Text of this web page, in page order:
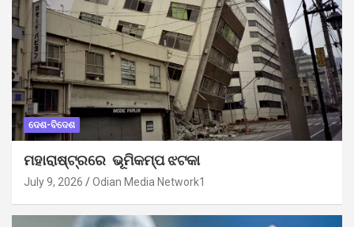
ଦେଶ-ବିଦେଶ
ମହାରାଷ୍ଟ୍ରରେ ଭୂମିକମ୍ପ ଝଟକା
July 9, 2026 Odian Media Network1